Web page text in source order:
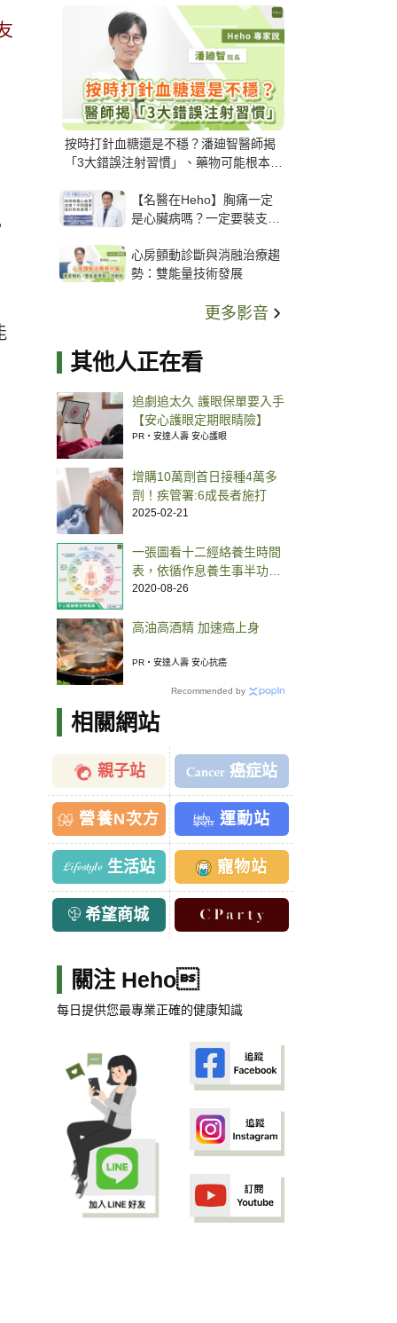
按時打針血糖還是不穩？潘廸智醫師揭
「3大錯誤注射習慣」、藥物可能根本沒
【名醫在Heho】胸痛一定
是心臟病嗎？一定要裝支
解析支架種類、風險與選擇
關鍵
心房顫動診斷與消融治療趨
勢：雙能量技術發展
更多影音
其他人正在看
追劇追太久 護眼保單要入手
【安心護眼定期眼睛險】
PR・安達人壽 安心護眼
增購10萬劑首日接種4萬多
劑！疾管署:6成長者施打
2025-02-21
一張圖看十二經絡養生時間
表，依循作息養生事半功
倍！
2020-08-26
高油高酒精 加速癌上身
PR・安達人壽 安心抗癌
Recommended by
相關網站
親子站 癌症站
營養N次方 運動站
生活站 寵物站
希望商城
關注 Heho
每日提供您最專業正確的健康知識